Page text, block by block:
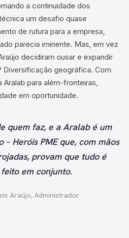
a continuidade dos
um desafio quase
de rutura para a empresa,
parecia iminente. Mas, em vez
decidiram ousar e expandir
Diversificação geográfica. Com
para além-fronteiras,
em oportunidade.
quem faz, e a Aralab é um
– Heróis PME que, com mãos
provam que tudo é
em conjunto.
Araújo, Administrador